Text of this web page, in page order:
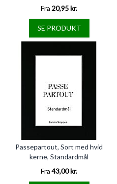
Fra 20,95 kr.
SE PRODUKT
Passepartout, Sort med hvid
kerne, Standardmål
Fra 43,00 kr.